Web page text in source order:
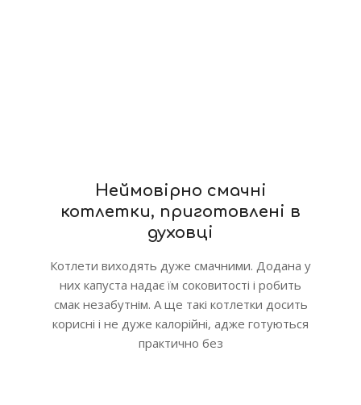
Неймовірно смачні
котлетки, приготовлені в
духовці
Котлети виходять дуже смачними. Додана у
них капуста надає їм соковитості і робить
смак незабутнім. А ще такі котлетки досить
корисні і не дуже калорійні, адже готуються
практично без